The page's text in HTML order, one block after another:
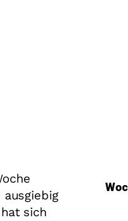
sich